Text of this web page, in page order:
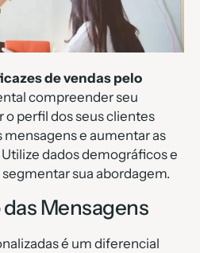
de vendas pelo
compreender seu
perfil dos seus clientes
e aumentar as
dados demográficos e
sua abordagem.
Mensagens
é um diferencial